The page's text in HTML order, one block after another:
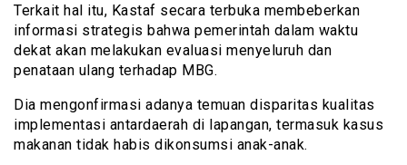
Terkait hal itu, Kastaf secara terbuka membeberkan
informasi strategis bahwa pemerintah dalam waktu
dekat akan melakukan evaluasi menyeluruh dan
penataan ulang terhadap MBG.
Dia mengonfirmasi adanya temuan disparitas kualitas
implementasi antardaerah di lapangan, termasuk kasus
makanan tidak habis dikonsumsi anak-anak.